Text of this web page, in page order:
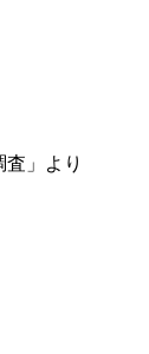
査」より